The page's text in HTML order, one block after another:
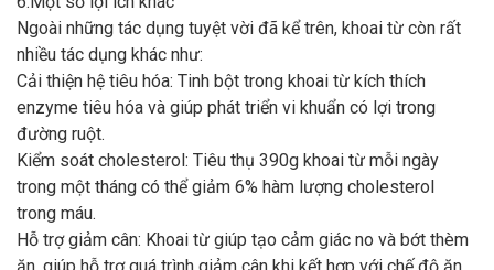
Ngoài những tác dụng tuyệt vời đã kể trên, khoai từ còn rất
nhiều tác dụng khác như:
Cải thiện hệ tiêu hóa: Tinh bột trong khoai từ kích thích
enzyme tiêu hóa và giúp phát triển vi khuẩn có lợi trong
đường ruột.
Kiểm soát cholesterol: Tiêu thụ 390g khoai từ mỗi ngày
trong một tháng có thể giảm 6% hàm lượng cholesterol
trong máu.
Hỗ trợ giảm cân: Khoai từ giúp tạo cảm giác no và bớt thèm
ăn, giúp hỗ trợ quá trình giảm cân khi kết hợp với chế độ ăn